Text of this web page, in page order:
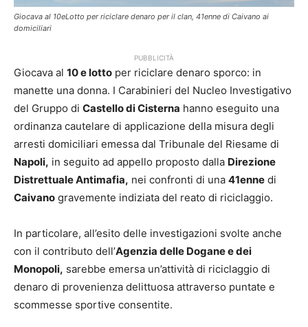
Giocava al 10eLotto per riciclare denaro per il clan, 41enne di Caivano ai
domiciliari
PUBBLICITÀ
Giocava al 10 e lotto per riciclare denaro sporco: in
manette una donna. I Carabinieri del Nucleo Investigativo
del Gruppo di Castello di Cisterna hanno eseguito una
ordinanza cautelare di applicazione della misura degli
arresti domiciliari emessa dal Tribunale del Riesame di
Napoli, in seguito ad appello proposto dalla Direzione
Distrettuale Antimafia, nei confronti di una 41enne di
Caivano gravemente indiziata del reato di riciclaggio.
In particolare, all’esito delle investigazioni svolte anche
con il contributo dell’Agenzia delle Dogane e dei
Monopoli, sarebbe emersa un’attività di riciclaggio di
denaro di provenienza delittuosa attraverso puntate e
scommesse sportive consentite.